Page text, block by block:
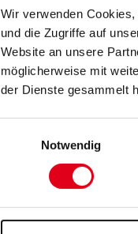
Wir verwenden
und die Zugriffe auf
Website an unsere
möglicherweise mit
der Dienste gesammelt
Notwendig